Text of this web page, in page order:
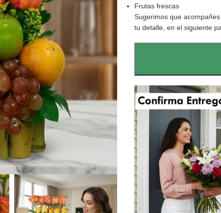
Frutas frescas
Sugerimos que
tu detalle, en el siguiente